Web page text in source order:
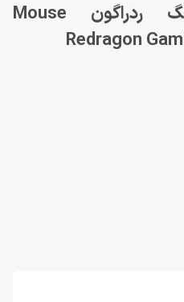
خرید موس گیمینگ ردراگون Mouse
Redragon